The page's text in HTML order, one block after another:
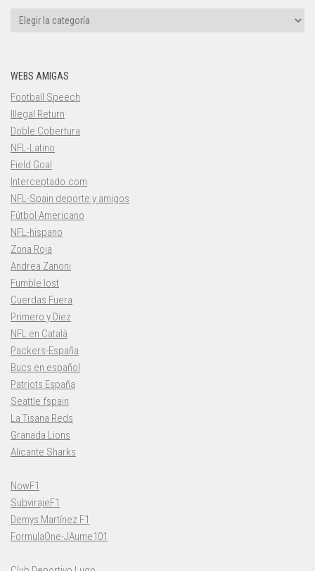
Categorías
WEBS AMIGAS
Football Speech
Illegal Return
Doble Cobertura
NFL-Latino
Field Goal
Interceptado.com
NFL-Spain deporte y amigos
Fútbol Americano
NFL-hispano
Zona Roja
Andrea Zanoni
Fumble lost
Cuerdas Fuera
Primero y Diez
NFL en Català
Packers-España
Bucs en español
Patriots España
Seattle fspain
La Tisana Reds
Granada Lions
Alicante Sharks
NowF1
SubvirajeF1
Demys Martínez F1
FormulaOne-JAume101